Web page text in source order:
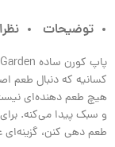
توضیحات
کسانیه که دنبال طعم
هیچ طعم‌ دهنده‌ای
و سبک پیدا می‌کنه.
طعم‌ دهی کنن، گزینه‌ای